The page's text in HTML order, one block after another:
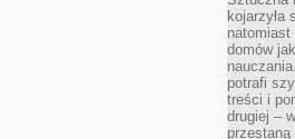
kojarzyła
natomiast
domów
potrafi
treści i
drugiej –